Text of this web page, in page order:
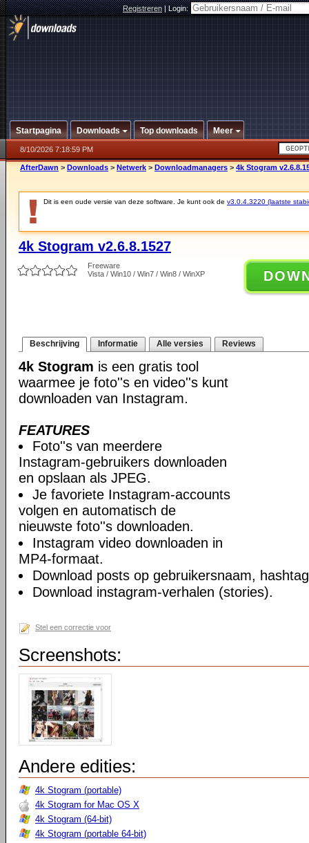
Registreren|Login:
Startpagina Downloads Top downloads Meer
8/10/2026 7:18:59 PM
AfterDawn > Downloads > Netwerk > Downloadmanagers > 4k Stogram
Dit is een oude versie van deze software. Je kunt ook de v3.0.4.3220 (laatste
4k Stogram v2.6.8.1527
Freeware
Vista / Win10 / Win7 / Win8 / WinXP
Beschrijving Informatie Alle versies Reviews
4k Stogram is een gratis tool
waarmee je foto''s en video''s kunt
downloaden van Instagram.
FEATURES
Foto''s van meerdere
Instagram-gebruikers downloaden
en opslaan als JPEG.
Je favoriete Instagram-accounts
volgen en automatisch de
nieuwste foto''s downloaden.
Instagram video downloaden in
MP4-formaat.
Download posts op gebruikersnaam,
Download instagram-verhalen (stories).
Stel een correctie voor
Screenshots:
Andere edities:
4k Stogram (portable)
4k Stogram for Mac OS X
4k Stogram (64-bit)
4k Stogram (portable 64-bit)